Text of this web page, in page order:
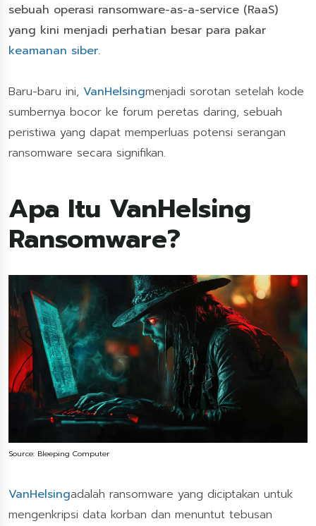
sebuah operasi ransomware-as-a-service (RaaS)
yang kini menjadi perhatian besar para pakar
keamanan siber.
Baru-baru ini, VanHelsingmenjadi sorotan setelah kode
sumbernya bocor ke forum peretas daring, sebuah
peristiwa yang dapat memperluas potensi serangan
ransomware secara signifikan.
Apa Itu VanHelsing
Ransomware?
Source: Bleeping Computer
VanHelsingadalah ransomware yang diciptakan untuk
mengenkripsi data korban dan menuntut tebusan